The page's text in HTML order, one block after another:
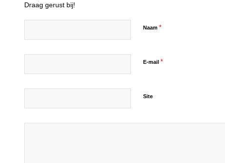
Draag gerust bij!
Naam *
E-mail *
Site